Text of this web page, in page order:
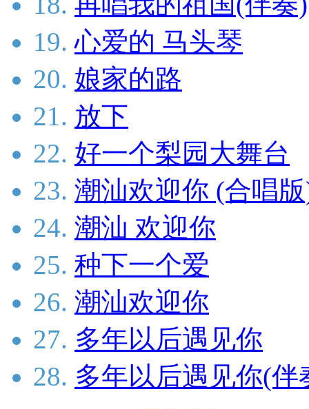
19. 心爱的 马头琴
20. 娘家的路
21. 放下
22. 好一个梨园大舞台
23. 潮汕欢迎你 (合唱
24. 潮汕 欢迎你
25. 种下一个爱
26. 潮汕欢迎你
27. 多年以后遇见你
28. 多年以后遇见你(伴